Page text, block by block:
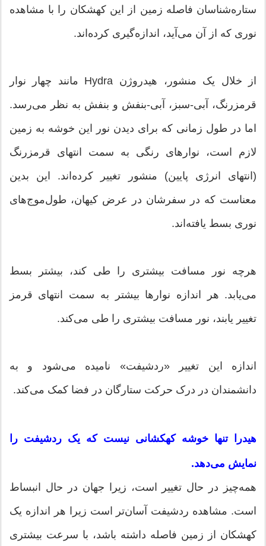
ستاره‌شناسان فاصله زمین از این کهشکان را با مشاهده
نوری که از آن می‌آید، اندازه‌گیری کرده‌اند.
از خلال یک منشور، هیدروژن Hydra مانند چهار نوار
قرمز‌رنگ، آبی-سبز، آبی-بنفش و بنفش به نظر می‌رسد.
اما در طول زمانی که برای دیدن نور این خوشه به زمین
لازم است، نوارهای رنگی به سمت انتهای قرمزرنگ
(انتهای انرژی پایین) منشور تغییر کرده‌اند. این بدین
معناست که در سفرشان در عرض کیهان، طول‌موج‌های
نوری بسط یافته‌اند.
هرچه نور مسافت بیشتری را طی کند، بیشتر بسط
می‌یابد. هر اندازه نوارها بیشتر به سمت انتهای قرمز
تغییر یابند، نور مسافت بیشتری را طی می‌کند.
اندازه این تغییر «ردشیفت» نامیده می‌شود و به
دانشمندان در درک حرکت ستارگان در فضا کمک می‌کند.
هیدرا تنها خوشه‌ کهکشانی نیست که یک ردشیفت را
نمایش می‌دهد.
همه‌چیز در حال تغییر است، زیرا جهان در حال انبساط
است. مشاهده ردشیفت آسان‌تر است زیرا هر اندازه یک
کهشکان از زمین فاصله داشته باشد، با سرعت بیشتری